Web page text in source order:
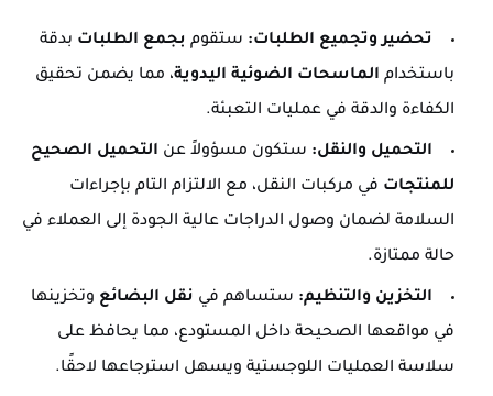
تحضير وتجميع الطلبات: ستقوم بجمع الطلبات بدقة
باستخدام الماسحات الضوئية اليدوية، مما يضمن تحقيق
الكفاءة والدقة في عمليات التعبئة.
التحميل والنقل: ستكون مسؤولاً عن التحميل الصحيح
للمنتجات في مركبات النقل، مع الالتزام التام بإجراءات
السلامة لضمان وصول الدراجات عالية الجودة إلى العملاء في
حالة ممتازة.
التخزين والتنظيم: ستساهم في نقل البضائع وتخزينها
في مواقعها الصحيحة داخل المستودع، مما يحافظ على
سلاسة العمليات اللوجستية ويسهل استرجاعها لاحقًا.